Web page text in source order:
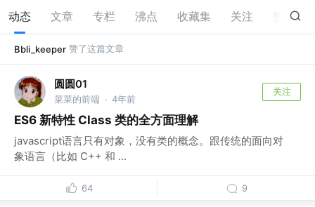
动态 文章 专栏 沸点 收藏集 关注 21
Bbli_keeper 赞了这篇文章
圆圆01
菜菜的前端 · 4年前
关注
ES6 新特性 Class 类的全方面理解
javascript语言只有对象，没有类的概念。跟传统的面向对
象语言（比如 C++ 和 ...
64 9